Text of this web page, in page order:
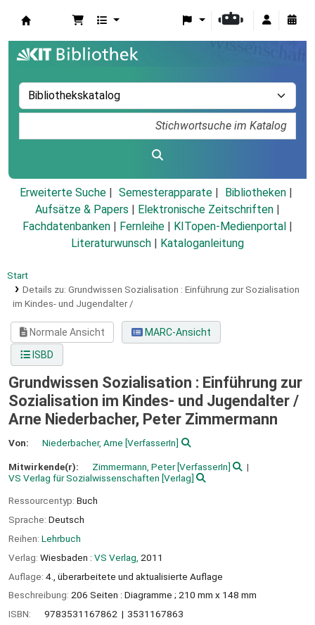
Erweiterte Suche Semesterapparate
Bibliotheken
Aufsätze & Papers
Elektronische Zeitschriften
Fachdatenbanken
Fernleihe KITopen-Medienportal
Literaturwunsch
Kataloganleitung
Start
Details zu: Grundwissen Sozialisation : Einführung zur Sozialisation
im Kindes- und Jugendalter /
Normale Ansicht
MARC-Ansicht
ISBD
Grundwissen Sozialisation : Einführung zur
Sozialisation im Kindes- und Jugendalter /
Arne Niederbacher, Peter Zimmermann
Von: Niederbacher, Arne [VerfasserIn]
Mitwirkende(r): Zimmermann, Peter[VerfasserIn]
VS Verlag für Sozialwissenschaften [Verlag]
Ressourcentyp: Buch
Sprache: Deutsch
Reihen: Lehrbuch
Verlag: Wiesbaden : VS Verlag, 2011
Auflage: 4., überarbeitete und aktualisierte Auflage
Beschreibung: 206 Seiten : Diagramme ; 210 mm x 148 mm
ISBN:
9783531167862
3531167863